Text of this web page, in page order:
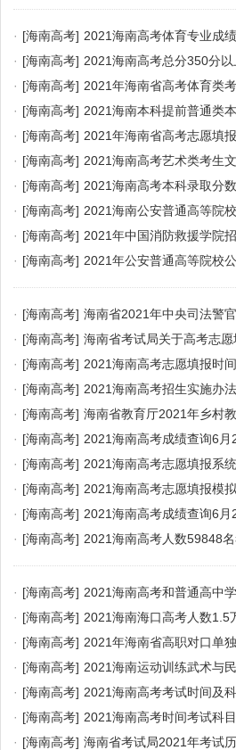
· [海南高考] 2021海南高考体育专业成
· [海南高考] 2021海南高考总分350分
· [海南高考] 2021年海南省高考体育类
· [海南高考] 2021海南本科提前普通类
· [海南高考] 2021年海南省高考志愿填
· [海南高考] 2021海南高考艺术类考生
· [海南高考] 2021海南高考本科录取分
· [海南高考] 2021海南公安普通高等院
· [海南高考] 2021年中国消防救援学院
· [海南高考] 2021年公安普通高等院校
· [海南高考] 海南省2021年中央司法警
· [海南高考] 海南省考试局关于高考志
· [海南高考] 2021海南高考志愿填报时
· [海南高考] 2021海南高考招生实施办法
· [海南高考] 海南省教育厅2021年乡村
· [海南高考] 2021海南高考成绩查询6月
· [海南高考] 2021海南高考志愿填报系
· [海南高考] 2021海南高考志愿填报模
· [海南高考] 2021海南高考成绩查询6月
· [海南高考] 2021海南高考人数59848
· [海南高考] 2021海南高考和普通高中
· [海南高考] 2021海南海口高考人数1.5
· [海南高考] 2021年海南省高职对口单
· [海南高考] 2021海南运动训练武术与
· [海南高考] 2021海南高考考试时间及
· [海南高考] 2021海南高考时间考试科
· [海南高考] 海南省考试局2021年考试